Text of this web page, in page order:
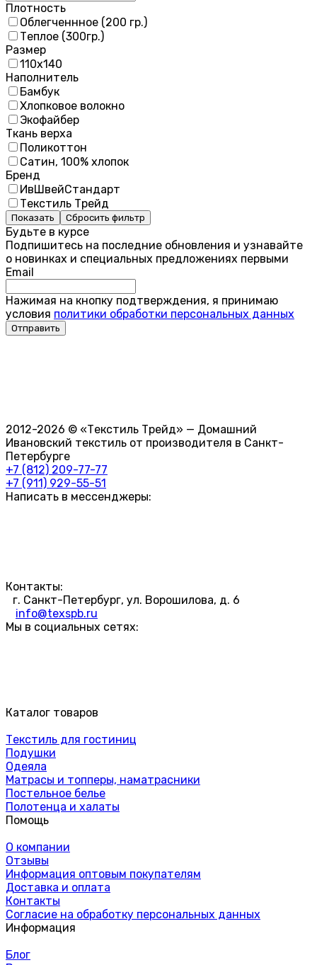
Плотность
Облегченнное (200 гр.)
Теплое (300гр.)
Размер
110х140
Наполнитель
Бамбук
Хлопковое волокно
Экофайбер
Ткань верха
Поликоттон
Сатин, 100% хлопок
Бренд
ИвШвейСтандарт
Текстиль Трейд
Показать Сбросить фильтр
Будьте в курсе
Подпишитесь на последние обновления и узнавайте
о новинках и специальных предложениях первыми
Email
Нажимая на кнопку подтверждения, я принимаю
условия политики обработки персональных данных
2012-2026 © «Текстиль Трейд» — Домашний
Ивановский текстиль от производителя в Санкт-
Петербурге
+7 (812) 209-77-77
+7 (911) 929-55-51
Написать в мессенджеры:
Контакты:
г. Санкт-Петербург, ул. Ворошилова, д. 6
info@texspb.ru
Мы в социальных сетях:
Каталог товаров
Текстиль для гостиниц
Подушки
Одеяла
Матрасы и топперы, наматрасники
Постельное белье
Полотенца и халаты
Помощь
О компании
Отзывы
Информация оптовым покупателям
Доставка и оплата
Контакты
Согласие на обработку персональных данных
Информация
Блог